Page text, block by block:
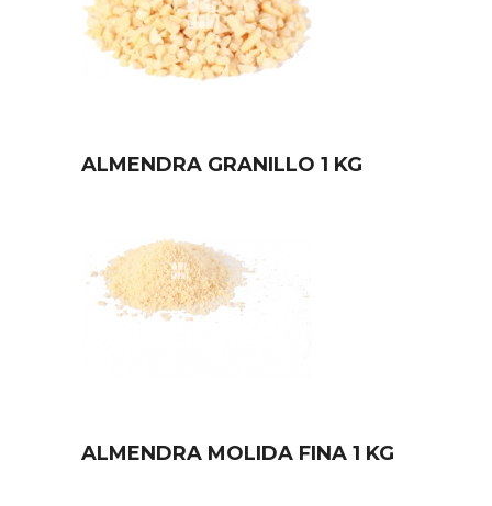
ALMENDRA GRANILLO 1 KG
ALMENDRA MOLIDA FINA 1 KG